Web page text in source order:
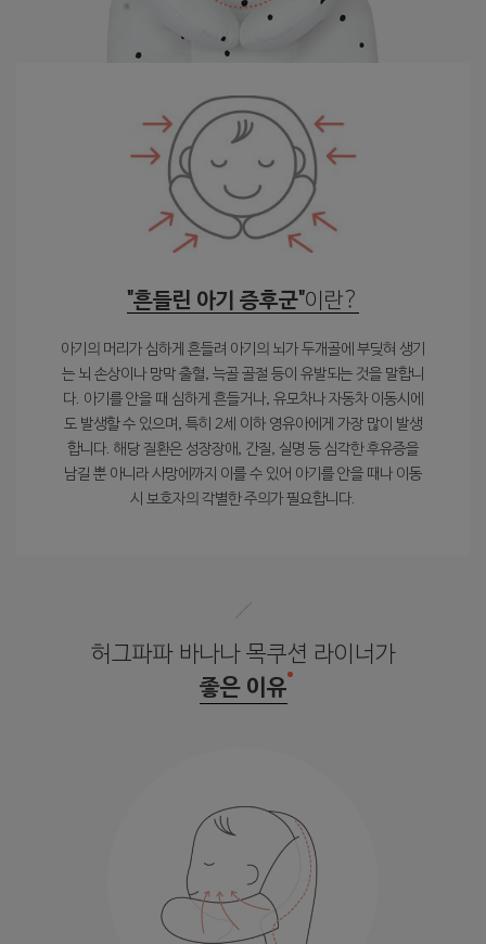
"흔들린 아기 증후군"이란?
아기의 머리가 심하게 흔들려 아기의 뇌가 두개골에 부딪혀 생기
는 뇌 손상이나 망막 출혈, 늑골 골절 등이 유발되는 것을 말합니
다. 아기를 안을 때 심하게 흔들거나, 유모차나 자동차 이동시에
도 발생할 수 있으며, 특히 2세 이하 영유아에게 가장 많이 발생
합니다. 해당 질환은 성장장애, 간질, 실명 등 심각한 후유증을
남길 뿐 아니라 사망에까지 이를 수 있어 아기를 안을 때나 이동
시 보호자의 각별한 주의가 필요합니다.
허그파파 바나나 목쿠션 라이너가
좋은 이유